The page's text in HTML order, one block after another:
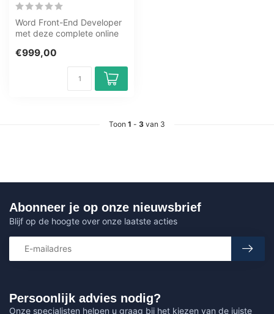
Word Front-End Developer
met deze complete online
CSS, ...
€999,00
Toon 1 - 3 van 3
Persoonlijk advies nodig?
Onze specialisten helpen u graag bij het kiezen van de juiste
Abonneer je op onze nieuwsbrief
Blijf op de hoogte over onze laatste acties